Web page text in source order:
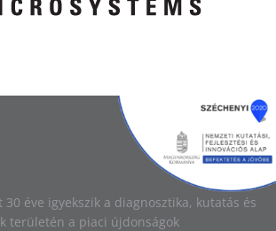
éve igyekszik a diagnosztika, kutatás és
területén a piaci újdonságok
Image